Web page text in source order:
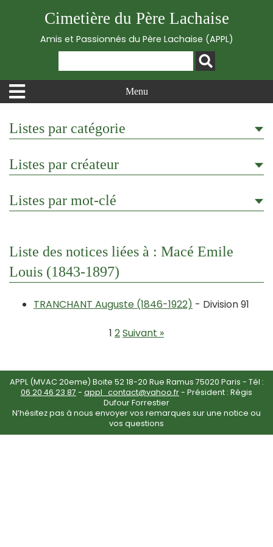
Cimetière du Père Lachaise
Amis et Passionnés du Père Lachaise (APPL)
Menu
Listes par catégorie
Listes par créateur
Listes par mot-clé
Liste des notices liées à : Macé Emile
Louis (1843-1897)
TRANCHANT Auguste (1846-1922) - Division 91
1 2Suivant »
APPL (MVAC 20eme) Boite 52 18-20 Rue Ramus 75020 Paris - Tél :
06 20 46 23 87 - appl_contact@yahoo.fr- Président : Régis
Dufour Forrestier
N’hésitez pas à nous envoyer vos remarques sur une notice ou
vos questions